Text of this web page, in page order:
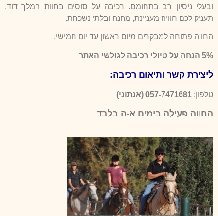
ובעלי ניסיון רב בתחומם. רכיבה על סוסים בחוות המלך דוד,
תעניק לכם חוויה מעניינת, מהנה ובלתי נשכחת.
החווה פתוחה למבקרים מיום ראשון עד יום חמישי.
5% הנחה על טיולי רכיבה לגולשי האתר
ליצירת קשר ותיאום רכיבה:
טלפון: 057-7471681 (אנתוני)
החווה פעילה בימים א-ה בלבד